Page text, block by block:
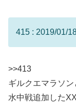
415 : 2019/01/
>>413
ギルクエマラソ
水中戦追加した